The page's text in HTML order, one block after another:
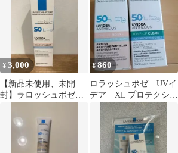
¥3,000
【新品未使用、未開
封】ラロッシュポゼ
ション
¥860
ロラッシュポゼ UVイ
デア XL プロテクショ
ントーンアップ